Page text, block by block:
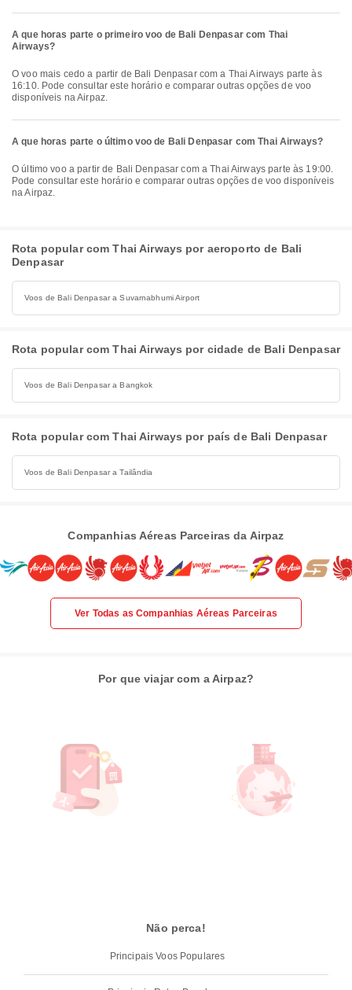
A que horas parte o primeiro voo de Bali Denpasar com Thai
Airways?
O voo mais cedo a partir de Bali Denpasar com a Thai Airways parte às
16:10. Pode consultar este horário e comparar outras opções de voo
disponíveis na Airpaz.
A que horas parte o último voo de Bali Denpasar com Thai Airways?
O último voo a partir de Bali Denpasar com a Thai Airways parte às 19:00.
Pode consultar este horário e comparar outras opções de voo disponíveis
na Airpaz.
Rota popular com Thai Airways por aeroporto de Bali
Denpasar
Voos de Bali Denpasar a Suvarnabhumi Airport
Rota popular com Thai Airways por cidade de Bali Denpasar
Voos de Bali Denpasar a Bangkok
Rota popular com Thai Airways por país de Bali Denpasar
Voos de Bali Denpasar a Tailândia
Companhias Aéreas Parceiras da Airpaz
Ver Todas as Companhias Aéreas Parceiras
Por que viajar com a Airpaz?
Não perca!
Principais Voos Populares